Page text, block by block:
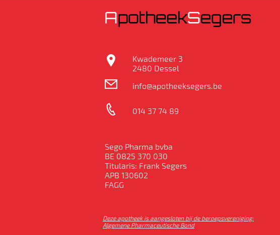
Kwademeer 3
2480 Dessel
info@apotheeksegers.be
014 37 74 89
Sego Pharma bvba
BE 0825 370 030
Titularis: Frank Segers
APB 130602
FAGG
Deze apotheek is aangesloten bij de beroepsvereniging:
Algemene Pharmaceutische Bond